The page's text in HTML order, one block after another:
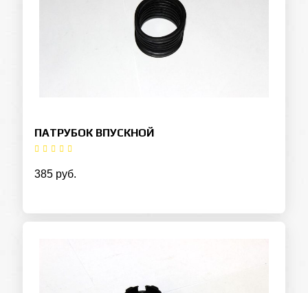
ПАТРУБОК ВПУСКНОЙ
385 руб.